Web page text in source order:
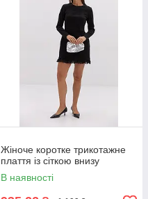
Жіноче коротке трикотажне
плаття із сіткою внизу
В наявності